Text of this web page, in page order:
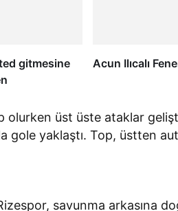
gitmesine
Acun Ilıcalı
olurken üst üste ataklar
gole yaklaştı. Top, üstten
savunma arkasına